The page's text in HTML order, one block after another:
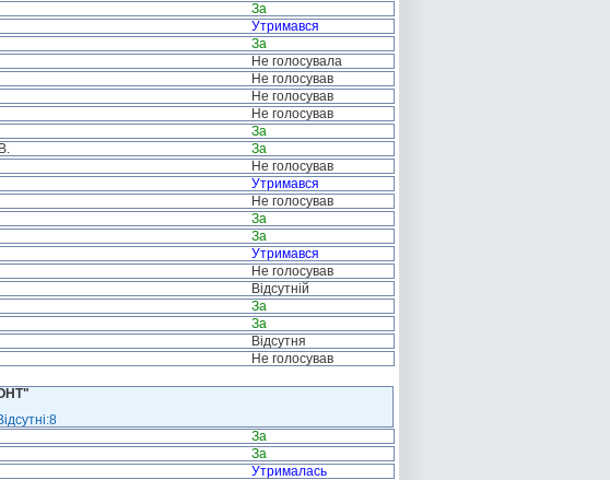
За
Утримався
За
Не голосувала
Не голосував
Не голосував
Не голосував
За
За
Не голосував
Утримався
Не голосував
За
За
Утримався
Не голосував
Відсутній
За
За
Відсутня
Не голосував
За
За
Утрималась